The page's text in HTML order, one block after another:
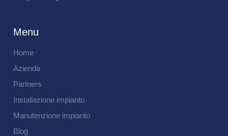
Menu
Home
Azienda
Partners
Installazione impianto
Manutenzione impianto
Blog